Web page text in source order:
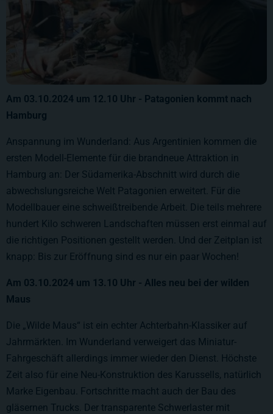
Am 03.10.2024 um 12.10 Uhr - Patagonien kommt nach
Hamburg
Anspannung im Wunderland: Aus Argentinien kommen die
ersten Modell-Elemente für die brandneue Attraktion in
Hamburg an: Der Südamerika-Abschnitt wird durch die
abwechslungsreiche Welt Patagonien erweitert. Für die
Modellbauer eine schweißtreibende Arbeit. Die teils mehrere
hundert Kilo schweren Landschaften müssen erst einmal auf
die richtigen Positionen gestellt werden. Und der Zeitplan ist
knapp: Bis zur Eröffnung sind es nur ein paar Wochen!
Am 03.10.2024 um 13.10 Uhr - Alles neu bei der wilden
Maus
Die „Wilde Maus“ ist ein echter Achterbahn-Klassiker auf
Jahrmärkten. Im Wunderland verweigert das Miniatur-
Fahrgeschäft allerdings immer wieder den Dienst. Höchste
Zeit also für eine Neu-Konstruktion des Karussells, natürlich
Marke Eigenbau. Fortschritte macht auch der Bau des
gläsernen Trucks. Der transparente Schwerlaster mit